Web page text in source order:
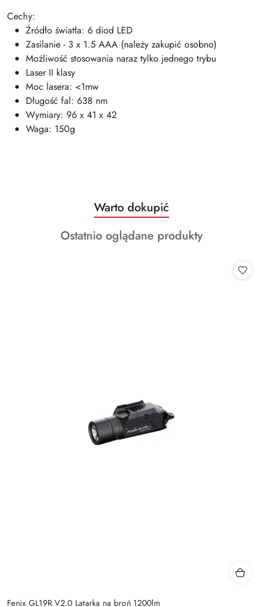
Cechy:
Źródło światła: 6 diod LED
Zasilanie - 3 x 1.5 AAA (należy zakupić osobno)
Możliwość stosowania naraz tylko jednego trybu
Laser II klasy
Moc lasera: <1mw
Długość fal: 638 nm
Wymiary: 96 x 41 x 42
Waga: 150g
Pomiń karuzelę produktów
Produkty
o
statusie:
Warto dokupić
Produkty
Ostatnio oglądane produkty
Fenix GL19R V2.0 Latarka na broń 1200lm